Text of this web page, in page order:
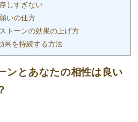
しすぎない
いの仕方
トーンの効果の上げ方
果を持続する方法
ンとあなたの相性は良い